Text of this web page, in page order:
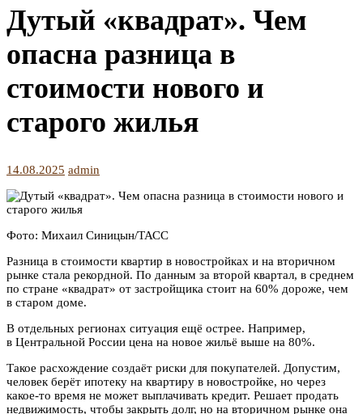
Дутый «квадрат». Чем
опасна разница в
стоимости нового и
старого жилья
14.08.2025 admin
Фото: Михаил Синицын/ТАСС
Разница в стоимости квартир в новостройках и на вторичном
рынке стала рекордной. По данным за второй квартал, в среднем
по стране «квадрат» от застройщика стоит на 60% дороже, чем
в старом доме.
В отдельных регионах ситуация ещё острее. Например,
в Центральной России цена на новое жильё выше на 80%.
Такое расхождение создаёт риски для покупателей. Допустим,
человек берёт ипотеку на квартиру в новостройке, но через
какое-то время не может выплачивать кредит. Решает продать
недвижимость, чтобы закрыть долг, но на вторичном рынке она